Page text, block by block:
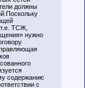
должны
ТСЖ,
нужно
содержанию
с